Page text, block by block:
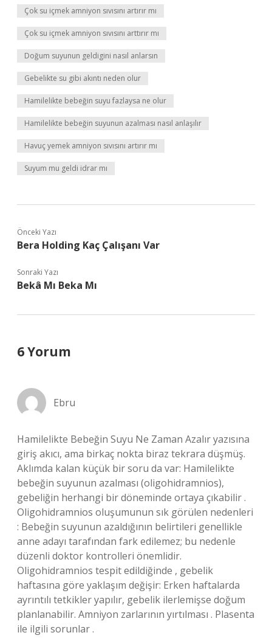
Çok su içmek amniyon sıvısını artırır mı
Çok su içmek amniyon sıvısını arttırır mı
Doğum suyunun geldigini nasıl anlarsın
Gebelikte su gibi akıntı neden olur
Hamilelikte bebeğin suyu fazlaysa ne olur
Hamilelikte bebeğin suyunun azalması nasıl anlaşılır
Havuç yemek amniyon sıvısını artırır mı
Suyum mu geldi idrar mı
Önceki Yazı
Bera Holding Kaç Çalışanı Var
Sonraki Yazı
Bekâ Mı Beka Mı
6 Yorum
Ebru
Hamilelikte Bebeğin Suyu Ne Zaman Azalır yazısına
giriş akıcı, ama birkaç nokta biraz tekrara düşmüş.
Aklımda kalan küçük bir soru da var: Hamilelikte
bebeğin suyunun azalması (oligohidramnios),
gebeliğin herhangi bir döneminde ortaya çıkabilir .
Oligohidramnios oluşumunun sık görülen nedenleri
: Bebeğin suyunun azaldığının belirtileri genellikle
anne adayı tarafından fark edilemez; bu nedenle
düzenli doktor kontrolleri önemlidir.
Oligohidramnios tespit edildiğinde , gebelik
haftasına göre yaklaşım değişir: Erken haftalarda
ayrıntılı tetkikler yapılır, gebelik ilerlemişse doğum
planlanabilir. Amniyon zarlarının yırtılması . Plasenta
ile ilgili sorunlar .